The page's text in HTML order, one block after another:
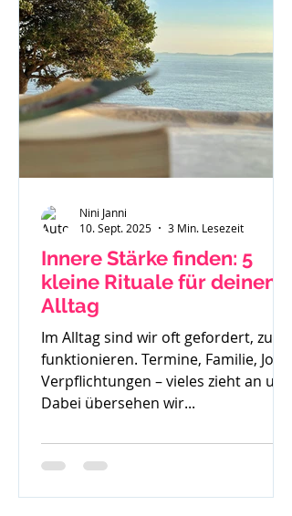
Innere Stärke finden: 5
kleine Rituale für deinen
Alltag
Im Alltag sind wir oft gefordert, zu
funktionieren. Termine, Familie, Job,
Verpflichtungen – vieles zieht an uns.
Dabei übersehen wir...
Nini Janni
10. Sept. 2025
3 Min. Lesezeit